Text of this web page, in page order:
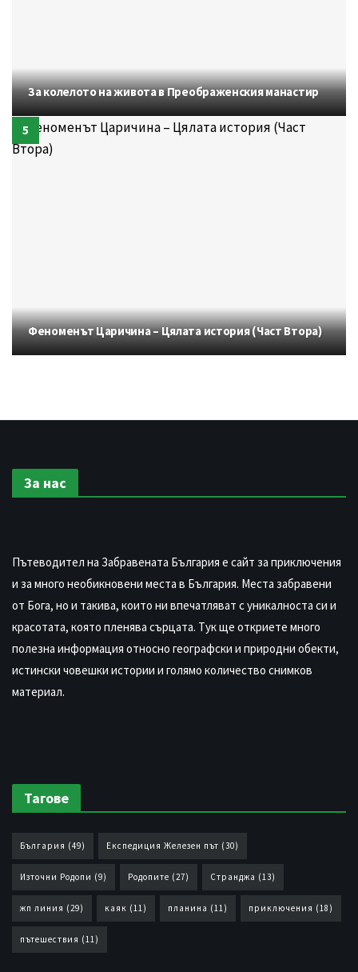
За колелото на живота в Преображенския манастир
Феноменът Царичина – Цялата история (Част Втора)
За нас
Пътеводител на Забравената България е сайт за приключения
и за много необикновени места в България. Места забравени
от Бога, но и такива, които ни впечатляват с уникалноста си и
красотата, която пленява сърцата. Тук ще откриете много
полезна информация относно географски и природни обекти,
истински човешки истории и голямо количество снимков
материал.
Тагове
България (49) Експедиция Железен път (30)
Източни Родопи (9) Родопите (27) Странджа (13)
жп линия (29) каяк (11) планина (11) приключения (18)
пътешествия (11)